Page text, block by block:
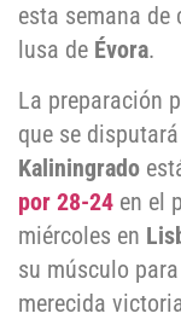
esta semana
lusa de Évora.
La preparación
que se
Kaliningrado
por 28-24 en el
miércoles en
su músculo
merecida